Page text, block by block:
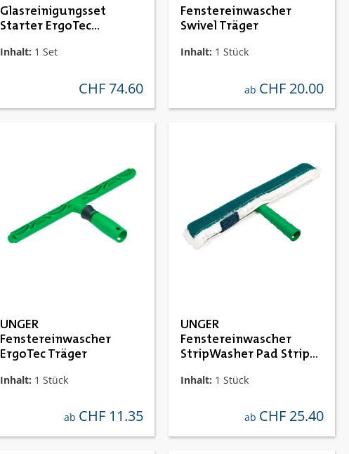
Glasreinigungsset
Starter ErgoTec
Inhalt: 1 Set
regulärer preis:
CHF 74.60
Fenstereinwascher
Swivel Träger
Inhalt: 1 Stück
regulärer preis:
ab CHF 20.00
UNGER
Fenstereinwascher
ErgoTec Träger
Inhalt: 1 Stück
regulärer preis:
ab CHF 11.35
UNGER
Fenstereinwascher
StripWasher Pad Strip
Inhalt: 1 Stück
regulärer preis:
ab CHF 25.40